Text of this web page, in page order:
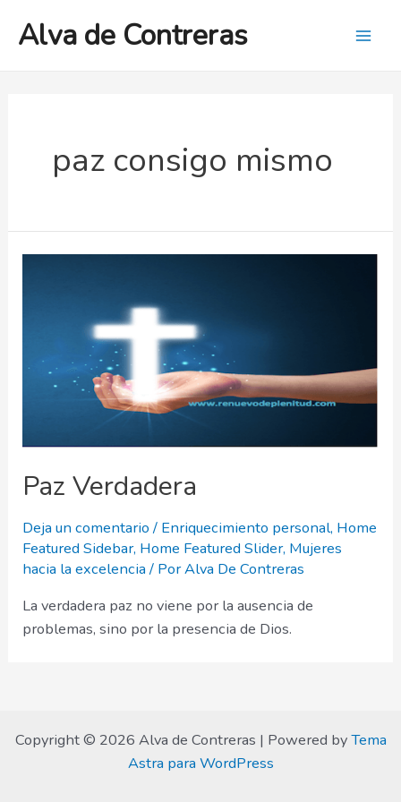
Alva de Contreras
paz consigo mismo
Paz Verdadera
Deja un comentario / Enriquecimiento personal, Home
Featured Sidebar, Home Featured Slider, Mujeres
hacia la excelencia/ PorAlva De Contreras
La verdadera paz no viene por la ausencia de
problemas, sino por la presencia de Dios.
Copyright © 2026 Alva de Contreras | Powered byTema
Astra para WordPress